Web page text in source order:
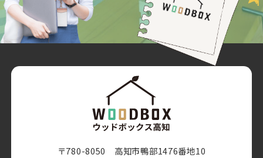
〒780-8050 高知市鴨部1476番地10